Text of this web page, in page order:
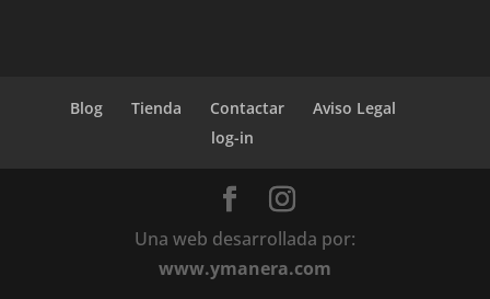
Blog Tienda Contactar
Aviso Legal
log-in
Una web desarrollada por:
www.ymanera.com